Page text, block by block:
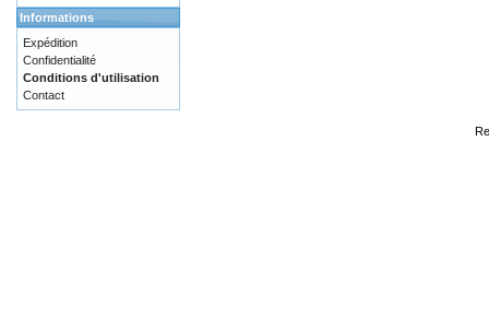
Informations
Expédition
Confidentialité
Conditions d'utilisation
Contact